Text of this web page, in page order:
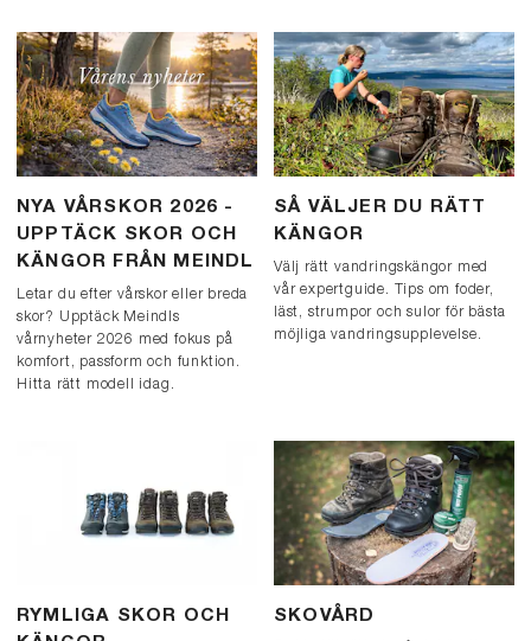
NYA VÅRSKOR 2026 -
UPPTÄCK SKOR OCH
KÄNGOR FRÅN MEINDL
Letar du efter vårskor eller breda
skor? Upptäck Meindls
vårnyheter 2026 med fokus på
komfort, passform och funktion.
Hitta rätt modell idag.
SÅ VÄLJER DU RÄTT
KÄNGOR
Välj rätt vandringskängor med
vår expertguide. Tips om foder,
läst, strumpor och sulor för bästa
möjliga vandringsupplevelse.
RYMLIGA SKOR OCH
SKOVÅRD